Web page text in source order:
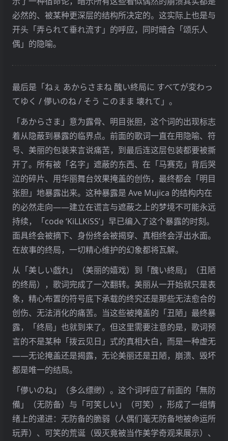
必然的、被某种更深层的结构所决定的。这实际上也是与
开头「弄られて垂れ流す」的呼应，同时暗合「颂乐人
偶」的隐喻。
最后是「ねぇ あからさまね 醜い終局に すべてが変わっ
てゆく / 儚いのね / そう このまま 壊れて」。
「あからさま」意为露骨、明目张胆，这个词的出现标志
着从隐蔽到暴露的临界点。前面的歌词一直在用隐喻、符
号、美丽的包装来言说痛苦，到最后连这层包装都要被撕
开了。所有被「名字」遮蔽的东西、在「马赛克」背后哭
泣的碎片、用华丽舞台效果掩盖的创伤，最终都会「明目
张胆」地暴露出来。这种暴露是 Ave Mujica 的结构内在
的必然走向——建立在谎言与遮蔽之上的梦境不可能永远
持续，「code ‘KiLLKiSS’」早已编入了这个暴露的时刻。
面具终会被摘下、身份终会被揭穿、真相终会浮出水面。
在故事的终局，一切精心维护的幻象都将瓦解。
从「美しい戯れ」（美丽的嬉戏）到「醜い終局」（丑陋
的终局），歌词完成了一次翻转。美丽从一开始就只是表
象，精心布置的符号底下承载的终究还是那些无法愈合的
创伤、无法消化的痛苦。当这些被掩盖的「丑陋」最终暴
露，「终局」也就到来了。但这里需要注意的是，歌词预
言的不是某种「拨云见日」式的真相大白，而是一种虚无
——无论掩盖还是揭露，无论美丽还是丑陋，崩溃、毁坏
都是唯一的结局。
「儚いのね」（多么缥缈）。这个词呼应了前面的「無防
備」（无防备）与「可笑しい」（可笑），形成了一组情
绪上的递进：无防备的脆弱（人偶们毫无防备地被命运所
玩弄）、可笑的荒诞（毁灭竟被当作美学奇观来展示）、